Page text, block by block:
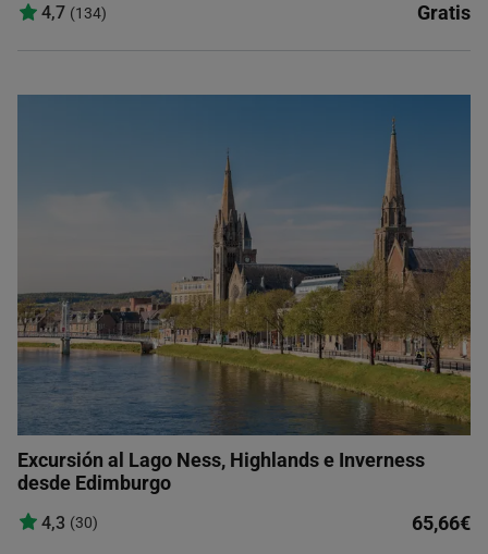
4,7 (134) Gratis
Excursión al Lago Ness, Highlands e Inverness
desde Edimburgo
4,3 (30) 65,66€